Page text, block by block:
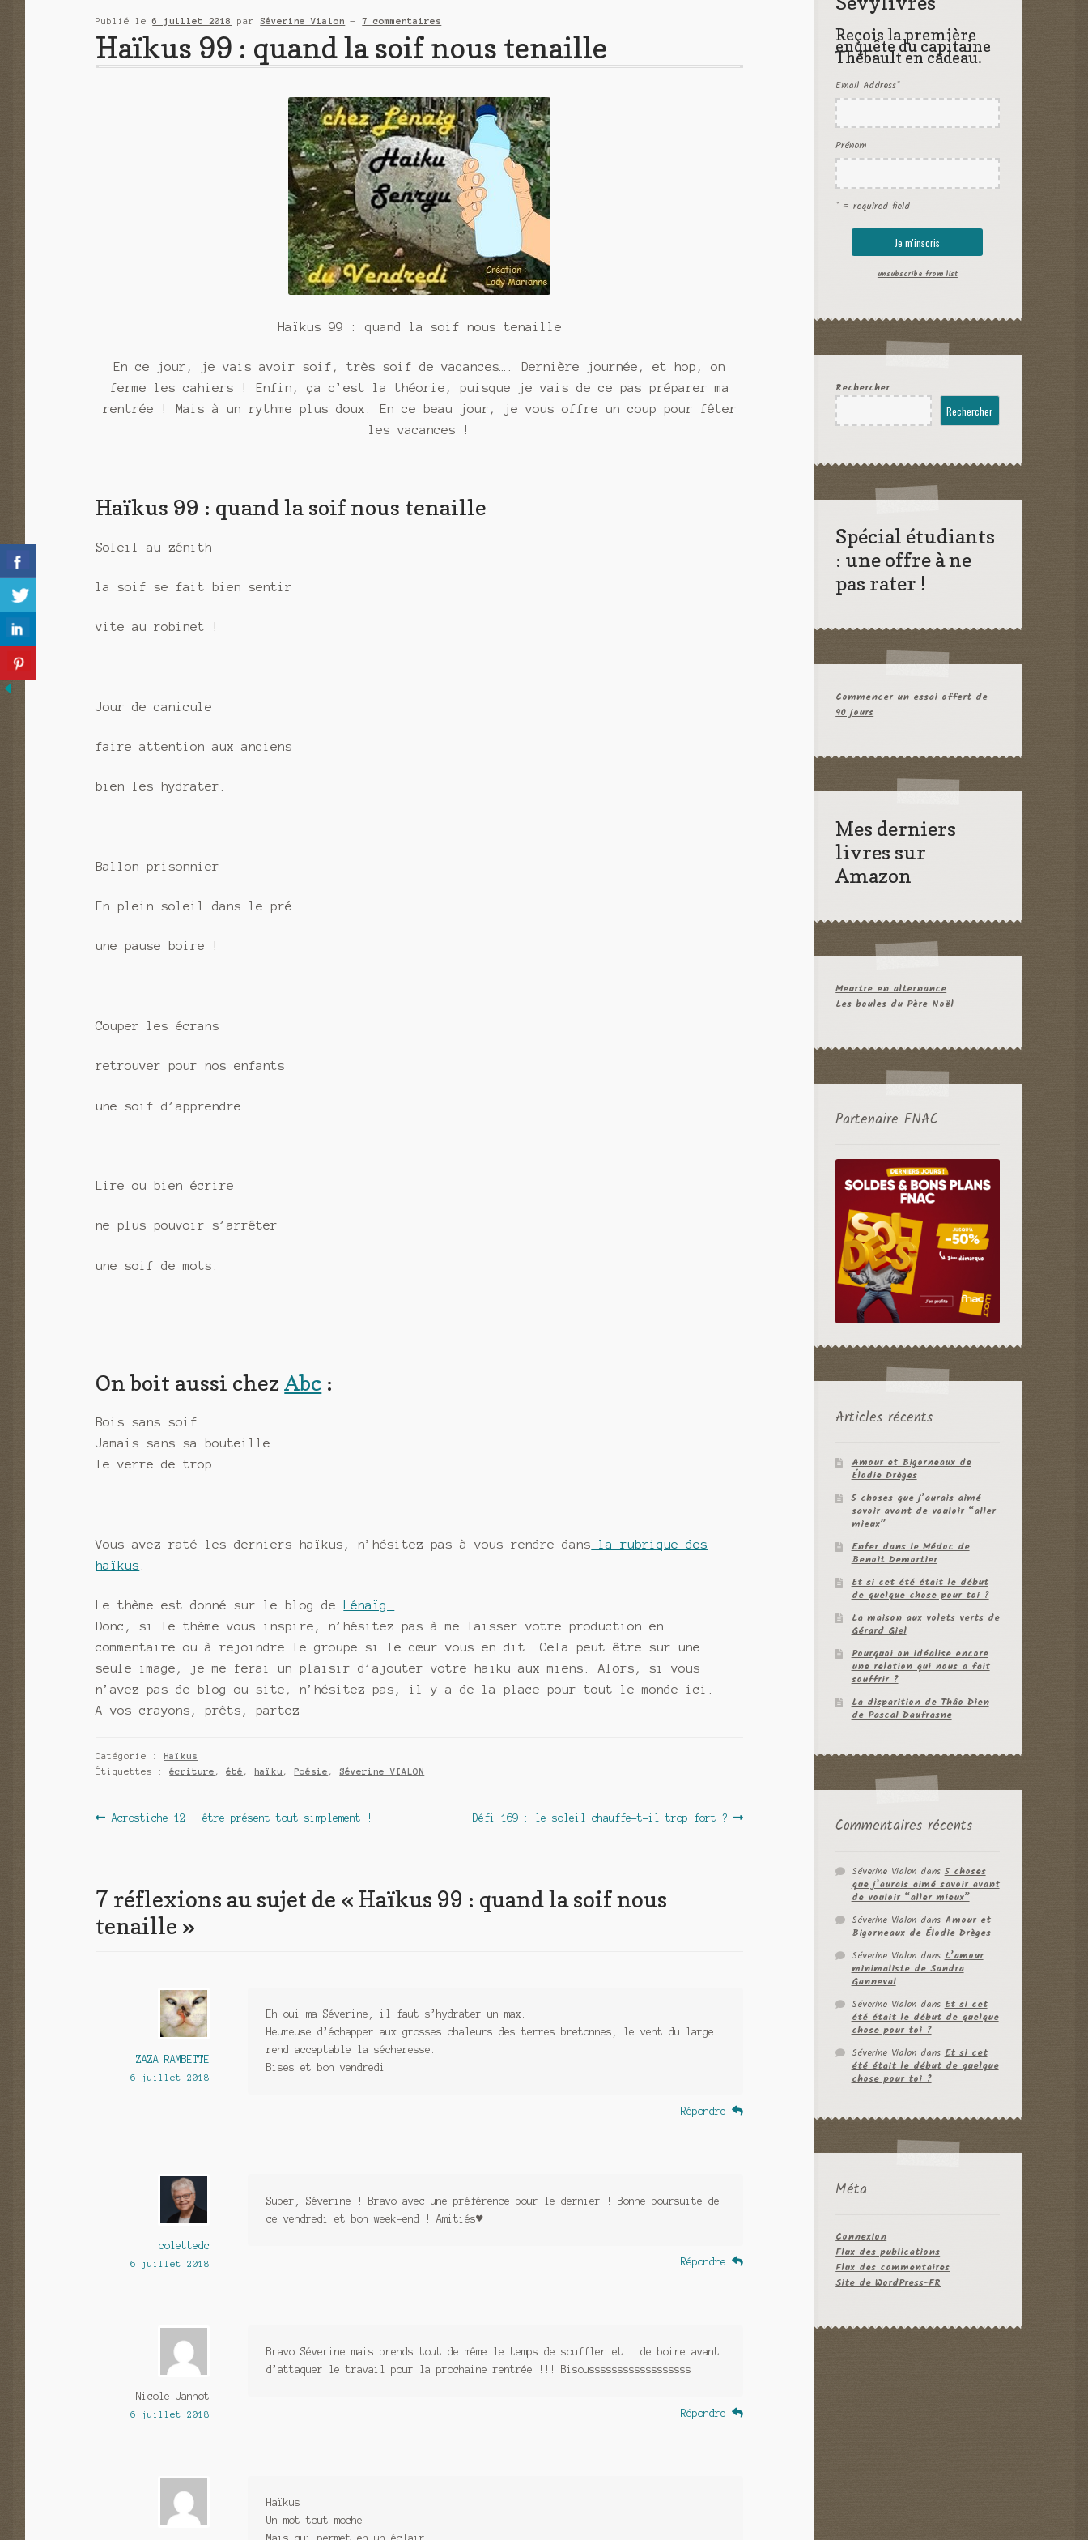
Publié le6 juillet 2018 parSéverine Vialon —7 commentaires
Haïkus 99 : quand la soif nous tenaille
Haïkus 99 : quand la soif nous tenaille
En ce jour, je vais avoir soif, très soif de vacances…. Dernière journée, et hop, on
ferme les cahiers ! Enfin, ça c’est la théorie, puisque je vais de ce pas préparer ma
rentrée ! Mais à un rythme plus doux. En ce beau jour, je vous offre un coup pour fêter
les vacances !
Haïkus 99 : quand la soif nous tenaille
Soleil au zénith
la soif se fait bien sentir
vite au robinet !
Jour de canicule
faire attention aux anciens
bien les hydrater.
Ballon prisonnier
En plein soleil dans le pré
une pause boire !
Couper les écrans
retrouver pour nos enfants
une soif d’apprendre.
Lire ou bien écrire
ne plus pouvoir s’arrêter
une soif de mots.
On boit aussi chezAbc :
Bois sans soif
Jamais sans sa bouteille
le verre de trop
Vous avez raté les derniers haïkus, n’hésitez pas à vous rendre dans la rubrique des
haïkus
Le thème est donné sur le blog de Lénaïg
Donc, si le thème vous inspire, n’hésitez pas à me laisser votre production en
commentaire ou à rejoindre le groupe si le cœur vous en dit. Cela peut être sur une
seule image, je me ferai un plaisir d’ajouter votre haïku aux miens. Alors, si vous
n’avez pas de blog ou site, n’hésitez pas, il y a de la place pour tout le monde ici.
A vos crayons, prêts, partez
Catégorie :
Haïkus
Étiquettes :écriture ,été , haïku , Poésie ,Séverine VIALON
Navigation
Article
Acrostiche 12 : être présent tout simplement !
Article
Défi 169 : le soleil chauffe-t-il trop fort ?
7 réflexions au sujet de «Haïkus 99 : quand la soif nous
tenaille »
ZAZA RAMBETTE
6 juillet 2018
Eh oui ma Séverine, il faut s’hydrater un max.
Heureuse d’échapper aux grosses chaleurs des terres bretonnes, le vent du large
rend acceptable la sécheresse.
Bises et bon vendredi
Répondre
colettedc
6 juillet 2018
Super, Séverine ! Bravo avec une préférence pour le dernier ! Bonne poursuite de
ce vendredi et bon week-end ! Amitiés♥
Répondre
Nicole Jannot
6 juillet 2018
Bravo Séverine mais prends tout de même le temps de souffler et…..de boire avant
d’attaquer le travail pour la prochaine rentrée !!! Bisoussssssssssssssssss
Répondre
Haïkus
Un mot tout moche
Reçois la première
enquête du capitaine
Thébault en cadeau.
Email Address*
Prénom
* = required field
unsubscribe from list
Rechercher
Rechercher
Spécial étudiants
: une offre à ne
pas rater !
Commencer un essai offert de
90 jours
Mes derniers
livres sur
Amazon
Meurtre en alternance
Les boules du Père Noël
Partenaire FNAC
Articles récents
Amour et Bigorneaux de
Élodie Drèges
5 choses que j’aurais aimé
savoir avant de vouloir “aller
mieux”
Enfer dans le Médoc de
Benoit Demortier
Et si cet été était le début
de quelque chose pour toi ?
La maison aux volets verts de
Gérard Giel
Pourquoi on idéalise encore
une relation qui nous a fait
souffrir ?
La disparition de Thâo Dien
de Pascal Daufrasne
Commentaires récents
Séverine Vialondans5 choses
que j’aurais aimé savoir avant
de vouloir “aller mieux”
Séverine VialondansAmour et
Bigorneaux de Élodie Drèges
Séverine VialondansL’amour
minimaliste de Sandra
Ganneval
Séverine VialondansEt si cet
été était le début de quelque
chose pour toi ?
Séverine VialondansEt si cet
été était le début de quelque
chose pour toi ?
Méta
Connexion
Flux des publications
Flux des commentaires
Site de WordPress-FR